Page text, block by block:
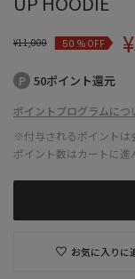
¥11,000 50% OFF ¥
50ポイント還元
ポイントプログラムにつ
※付与されるポイントは
ポイント数はカートに
お気に入りに